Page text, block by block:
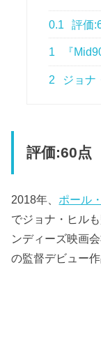
0.1 評価
1 『
2 ジョナ
評価:60点
2018年、 ポール
でジョナ・ヒル
ンディーズ映画
の監督デビュー